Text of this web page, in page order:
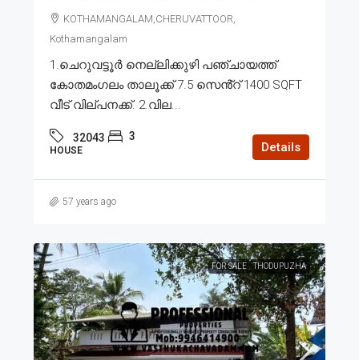
KOTHAMANGALAM,CHERUVATTOOR,
Kothamangalam
1.ചെറുവട്ടൂർ നെല്ലിക്കുഴി പഞ്ചായത്ത്
കോതമംഗലം താലൂക്ക് 7.5 സെൻ്റ് 1400 SQFT
വീട് വില്പനക്ക്. 2.വില...
32043 3
HOUSE Details
57 years ago
FOR SALE THODUPUZHA